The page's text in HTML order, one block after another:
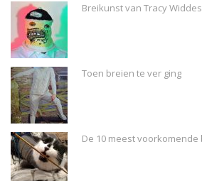
Breikunst van Tracy
Toen breien te ver ging
De 10 meest